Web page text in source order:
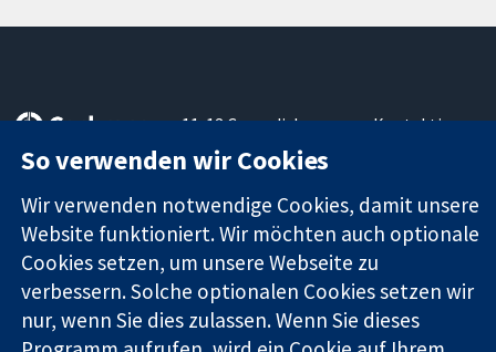
Zuverlässige
Evidenz
Informierte
Entscheidungen
Bessere
Gesundheit
11-13 Cavendish
Square
London
W1G0AN
Vereinigtes
Königreich
Kontaktieren
Pressestelle
Über uns
Cochrane
Library
So verwenden wir Cookies
Wir verwenden notwendige Cookies, damit unsere
Website funktioniert. Wir möchten auch optionale
Cookies setzen, um unsere Webseite zu
verbessern. Solche optionalen Cookies setzen wir
nur, wenn Sie dies zulassen. Wenn Sie dieses